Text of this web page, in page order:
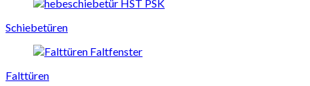
Schiebetüren
Falttüren